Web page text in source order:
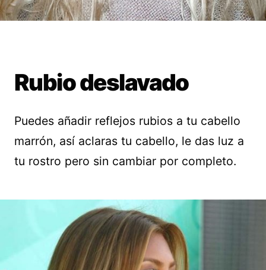
Rubio deslavado
Puedes añadir reflejos rubios a tu cabello
marrón, así aclaras tu cabello, le das luz a
tu rostro pero sin cambiar por completo.